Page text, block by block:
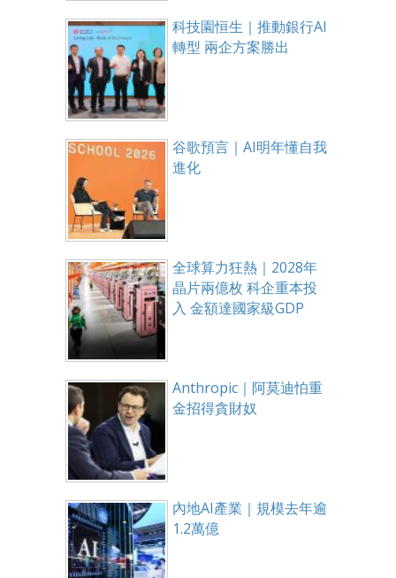
科技園恒生｜推動銀行AI
轉型 兩企方案勝出
谷歌預言｜AI明年懂自我
進化
全球算力狂熱｜2028年
晶片兩億枚 科企重本投
入 金額達國家級GDP
Anthropic｜阿莫迪怕重
金招得貪財奴
內地AI產業｜規模去年逾
1.2萬億